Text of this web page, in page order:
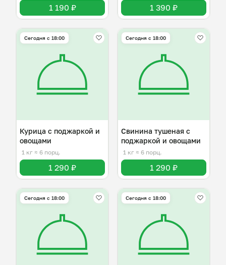
1 190 ₽ 1 390 ₽
Сегодня с 18:00
Курица с поджаркой и
овощами
1 кг ≈ 6 порц.
1 290 ₽
Сегодня с 18:00
Свинина тушеная с
поджаркой и овощами
1 кг ≈ 6 порц.
1 290 ₽
Сегодня с 18:00 Сегодня с 18:00